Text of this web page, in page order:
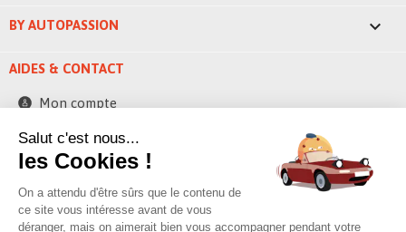
BY AUTOPASSION 
AIDES & CONTACT
Mon compte
Contactez-nous
248 ZAE la bascule
contact@byautopassion.com
Salut c'est nous...
les Cookies !
On a attendu d'être sûrs que le contenu de
ce site vous intéresse avant de vous
déranger, mais on aimerait bien vous accompagner pendant votre